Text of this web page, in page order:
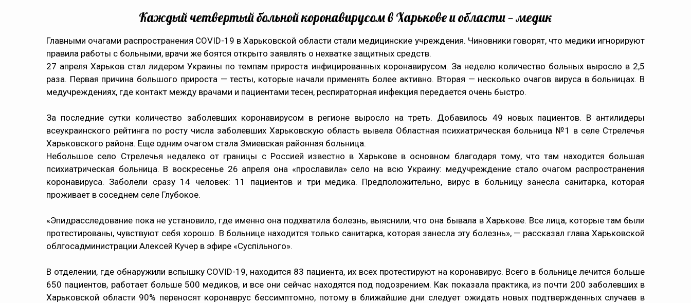
Каждый четвертый больной коронавирусом в Харькове и области — медик
Главными очагами распространения COVID-19 в Харьковской области стали медицинские учреждения. Чиновники говорят, что медики игнорируют
правила работы с больными, врачи же боятся открыто заявлять о нехватке защитных средств.
27 апреля Харьков стал лидером Украины по темпам прироста инфицированных коронавирусом. За неделю количество больных выросло в 2,5
раза. Первая причина большого прироста — тесты, которые начали применять более активно. Вторая — несколько очагов вируса в больницах. В
медучреждениях, где контакт между врачами и пациентами тесен, респираторная инфекция передается очень быстро.
За последние сутки количество заболевших коронавирусом в регионе выросло на треть. Добавилось 49 новых пациентов. В антилидеры
всеукраинского рейтинга по росту числа заболевших Харьковскую область вывела Областная психиатрическая больница №1 в селе Стрелечья
Харьковского района. Еще одним очагом стала Змиевская районная больница.
Небольшое село Стрелечья недалеко от границы с Россией известно в Харькове в основном благодаря тому, что там находится большая
психиатрическая больница. В воскресенье 26 апреля она «прославила» село на всю Украину: медучреждение стало очагом распространения
коронавируса. Заболели сразу 14 человек: 11 пациентов и три медика. Предположительно, вирус в больницу занесла санитарка, которая
проживает в соседнем селе Глубокое.
«Эпидрасследование пока не установило, где именно она подхватила болезнь, выяснили, что она бывала в Харькове. Все лица, которые там были
протестированы, чувствуют себя хорошо. В больнице находится только санитарка, которая занесла эту болезнь», — рассказал глава Харьковской
облгосадминистрации Алексей Кучер в эфире «Суспільного».
В отделении, где обнаружили вспышку COVID-19, находится 83 пациента, их всех протестируют на коронавирус. Всего в больнице лечится больше
650 пациентов, работает больше 500 медиков, и все они сейчас находятся под подозрением. Как показала практика, из почти 200 заболевших в
Харьковской области 90% переносят коронаврус бессимптомно, потому в ближайшие дни следует ожидать новых подтвержденных случаев в